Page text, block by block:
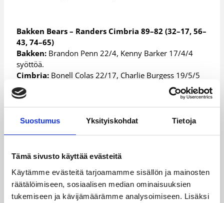
Suostumus Yksityiskohdat Tietoja
Tämä sivusto käyttää evästeitä
Käytämme evästeitä tarjoamamme sisällön ja mainosten
räätälöimiseen, sosiaalisen median ominaisuuksien
tukemiseen ja kävijämäärämme analysoimiseen. Lisäksi
Bakken Bears – Randers Cimbria 89–82 (32–17, 56–
43, 74–65)
Bakken: Brandon Penn 22/4, Kenny Barker 17/4/4
syöttöä.
Cimbria: Bonell Colas 22/17, Charlie Burgess 19/5/5
syöttöä/5 riistoa.
Bakken Bearsin päävalmentajana Ville Tuominen.
Gaz Metan Medias – CSU Asesoft Ploiesti 78–74
Medias:A. Mandache 20/5/4 riistoa, Kyle Shiloh
16/3/3 syöttöä.
Ploiesti:D. Zekovic 16/8, Gerald Lee jr 14/14.
G.Lee:Aloitusviisikossa, Minuutit 25, Pisteet 14 (2p 6-
8, 1p 2-4), Levypallot 14.